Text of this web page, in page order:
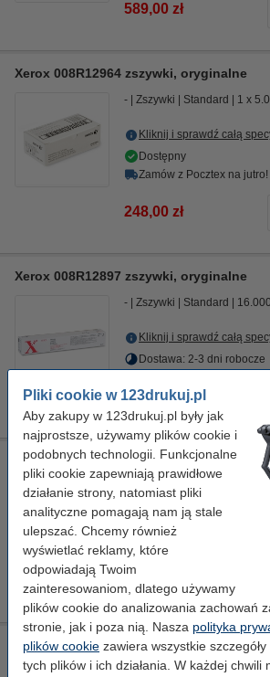
Pliki cookie w 123drukuj.pl
Aby zakupy w 123drukuj.pl były jak
najprostsze, używamy plików cookie i
podobnych technologii. Funkcjonalne
pliki cookie zapewniają prawidłowe
działanie strony, natomiast pliki
analityczne pomagają nam ją stale
ulepszać. Chcemy również
wyświetlać reklamy, które
odpowiadają Twoim
zainteresowaniom, dlatego używamy
plików cookie do analizowania zachowań
stronie, jak i poza nią. Nasza polityka
plików cookie zawiera wszystkie
tych plików i ich działania. W każdej chwili
589,00 zł
Xerox 008R12964 zszywki, oryginalne
- Zszywki Standard 1 x
Kliknij i sprawdź całą
Dostępny
Zamów z Pocztex na jutro!
248,00 zł
Xerox 008R12897 zszywki, oryginalne
- Zszywki Standard
Kliknij i sprawdź całą
Dostawa: 2-3 dni robocze
669,00 zł
Xerox 008R12912 zszywki, oryginalne
100 zszywki
Kliknij i sprawdź całą
Dostawa: 2-3 dni robocze
689,00 zł
Xerox 008R12898 zszywki, oryginalne
- Zszywki napełnić